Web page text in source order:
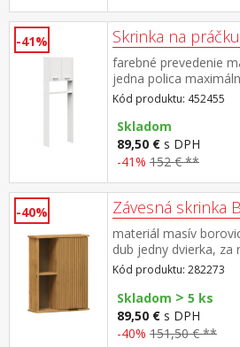
-41% Skrinka na
farebné prevedenie
jedna polica
návode na montáž
Kód produktu: 452455
Skladom
89,50 € s DPH
-41% 152 € **
-40% Závesná skrinka
materiál masív
dub jedny dvierka, za
niky maximálne
montáž súčasť
Kód produktu: 282273
Skladom > 5 ks
89,50 € s DPH
-40% 151,50 € **